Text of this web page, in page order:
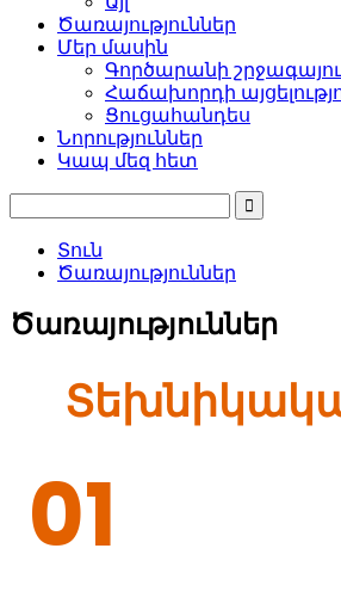
Ծառայություններ
Մեր մասին
Գործարանի
Հաճախորդի
Ցուցահանդես
Նորություններ
Կապ մեզ հետ
Տուն
Ծառայություններ
Ծառայություններ
01